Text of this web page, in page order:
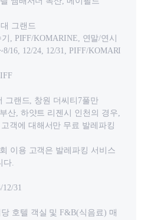
그랜드
, PIFF/KOMARINE, 연말/연시
16, 12/24, 12/31, PIFF/KOMARI
그랜드, 창원 더씨티7풀만
산, 하얏트 리젠시 인천의 경우,
객에 대해서만 무료 발레파킹
이용 고객은 발레파킹 서비스
다.
12/31
호텔 객실 및 F&B(식음료) 매